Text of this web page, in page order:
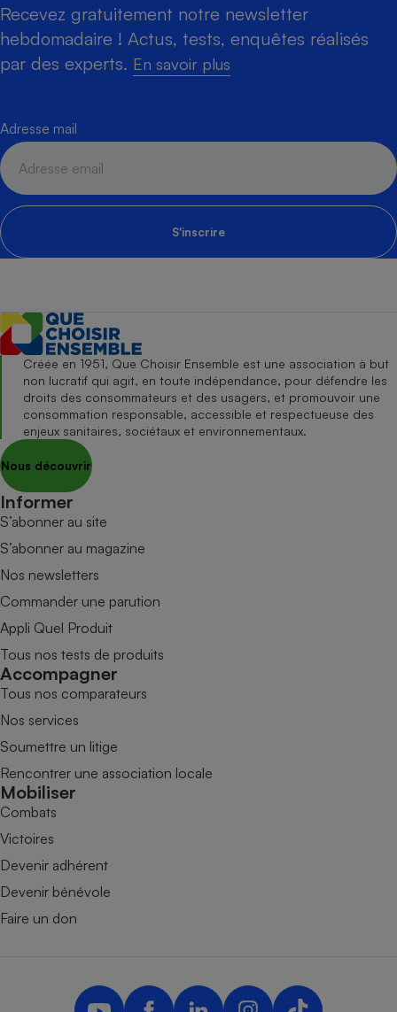
Recevez gratuitement notre newsletter
hebdomadaire ! Actus, tests, enquêtes réalisés
par des experts. En savoir plus
Adresse mail
S'inscrire
Créée en 1951, Que Choisir Ensemble est une association à but
non lucratif qui agit, en toute indépendance, pour défendre les
droits des consommateurs et des usagers, et promouvoir une
consommation responsable, accessible et respectueuse des
enjeux sanitaires, sociétaux et environnementaux.
Nous découvrir
Informer
S’abonner au site
S’abonner au magazine
Nos newsletters
Commander une parution
Appli Quel Produit
Tous nos tests de produits
Accompagner
Tous nos comparateurs
Nos services
Soumettre un litige
Rencontrer une association locale
Mobiliser
Combats
Victoires
Devenir adhérent
Devenir bénévole
Faire un don